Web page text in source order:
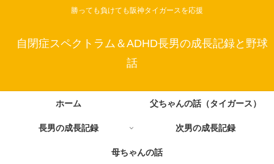
勝っても負けても阪神タイガースを応援
自閉症スペクトラム＆ADHD長男の成長記録と野球
話
ホーム 父ちゃんの話（タイガース）
長男の成長記録 次男の成長記録
母ちゃんの話